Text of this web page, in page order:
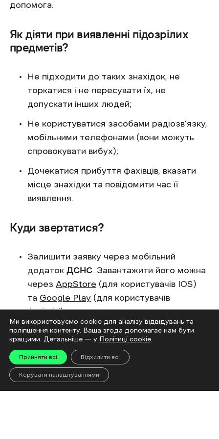
допомога.
Як діяти при виявленні підозрілих
предметів?
Не підходити до таких знахідок, не
торкатися і не пересувати їх, не
допускати інших людей;
Не користуватися засобами радіозв’язку,
мобільними телефонами (вони можуть
спровокувати вибух);
Дочекатися прибуття фахівців, вказати
місце знахідки та повідомити час її
виявлення.
Куди звертатися?
Залишити заявку через мобільний
додаток ДСНС. Завантажити його можна
через AppStore (для користувачів IOS)
та Google Play (для користувачів
Android);
Зателефонувати за номером 101 або 102;
Залишити заявку через мобільний
додаток MineFree. Завантажити його
можна черезAppStore
IOS) таGoogle Play(для користувачів
Ми використовуємо cookie для аналізу відвідувань та
поліпшення контенту. Ваша згода допомагає нам бути
кращими. Детальніше — у Політиці cookie
Прийняти всі Відхилити всі
Керувати налаштуваннями